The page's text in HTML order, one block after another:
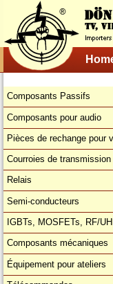
Composants Passifs
Composants pour audio
Pièces de rechange pour
Courroies de transmission
Relais
Semi-conducteurs
IGBTs, MOSFETs, RF/
Composants mécaniques
Équipement pour ateliers